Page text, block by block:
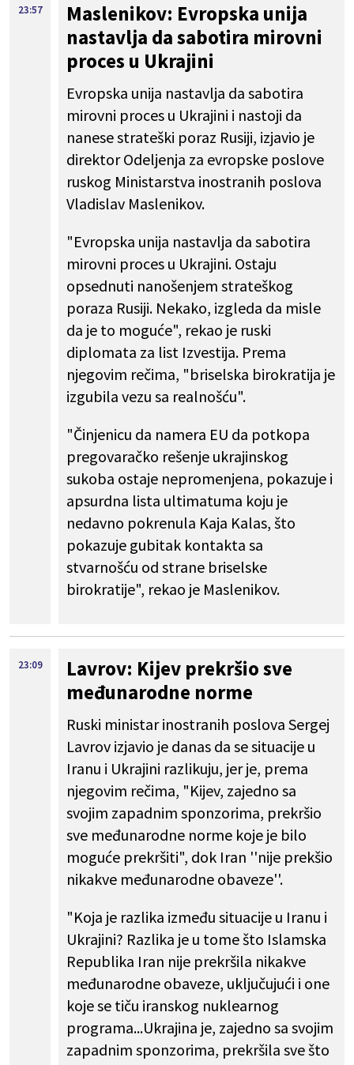
23:57
Maslenikov: Evropska unija
nastavlja da sabotira mirovni
proces u Ukrajini
Evropska unija nastavlja da sabotira
mirovni proces u Ukrajini i nastoji da
nanese strateški poraz Rusiji, izjavio je
direktor Odeljenja za evropske poslove
ruskog Ministarstva inostranih poslova
Vladislav Maslenikov.
"Evropska unija nastavlja da sabotira
mirovni proces u Ukrajini. Ostaju
opsednuti nanošenjem strateškog
poraza Rusiji. Nekako, izgleda da misle
da je to moguće", rekao je ruski
diplomata za list Izvestija. Prema
njegovim rečima, "briselska birokratija je
izgubila vezu sa realnošću".
"Činjenicu da namera EU da potkopa
pregovaračko rešenje ukrajinskog
sukoba ostaje nepromenjena, pokazuje i
apsurdna lista ultimatuma koju je
nedavno pokrenula Kaja Kalas, što
pokazuje gubitak kontakta sa
stvarnošću od strane briselske
birokratije", rekao je Maslenikov.
23:09
Lavrov: Kijev prekršio sve
međunarodne norme
Ruski ministar inostranih poslova Sergej
Lavrov izjavio je danas da se situacije u
Iranu i Ukrajini razlikuju, jer je, prema
njegovim rečima, "Kijev, zajedno sa
svojim zapadnim sponzorima, prekršio
sve međunarodne norme koje je bilo
moguće prekršiti", dok Iran ''nije prekšio
nikakve međunarodne obaveze''.
"Koja je razlika između situacije u Iranu i
Ukrajini? Razlika je u tome što Islamska
Republika Iran nije prekršila nikakve
međunarodne obaveze, uključujući i one
koje se tiču iranskog nuklearnog
programa...Ukrajina je, zajedno sa svojim
zapadnim sponzorima, prekršila sve što